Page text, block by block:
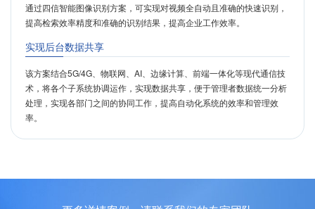
通过四信智能图像识别方案，可实现对视频全自动且准确的快速识别，
提高检索效率精度和准确的识别结果，提高企业工作效率。
实现后台数据共享
该方案结合5G/4G、物联网、AI、边缘计算、前端一体化等现代通信技
术，将各个子系统协调运作，实现数据共享，便于管理者数据统一分析
处理，实现各部门之间的协同工作，提高自动化系统的效率和管理效
率。